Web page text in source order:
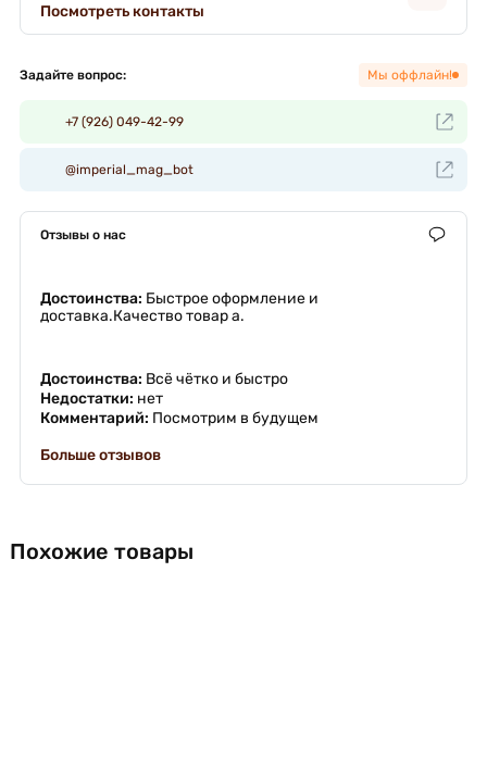
Посмотреть контакты
Задайте вопрос: Мы оффлайн!
+7 (926) 049-42-99
@imperial_mag_bot
Отзывы о нас
Достоинства: Быстрое оформление и
доставка.Качество товар а.
Достоинства: Всё чётко и быстро
Недостатки: нет
Комментарий: Посмотрим в будущем
Больше отзывов
Похожие товары